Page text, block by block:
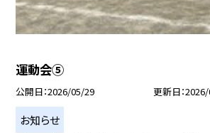
運動会⑤
公開日 2026/05/29 更新日
お知らせ